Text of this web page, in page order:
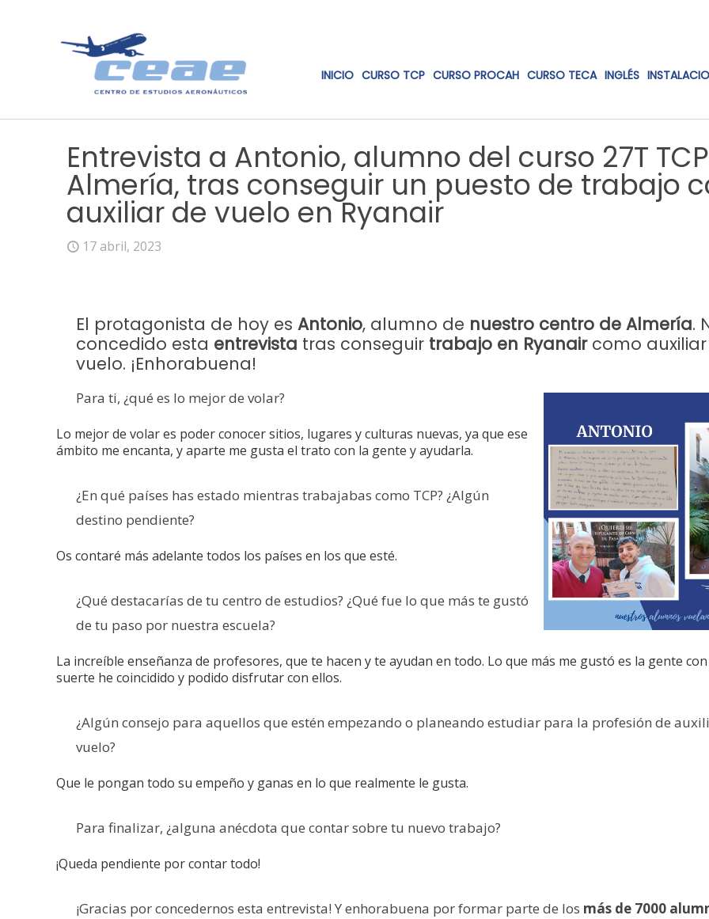
INICIO CURSO TCP CURSO PROCAH CURSO TECA INGLÉS
Entrevista a Antonio, alumno del curso 27T
Almería, tras conseguir un puesto de trabajo
auxiliar de vuelo en Ryanair
17 abril, 2023
El protagonista de hoy esAntonio, alumno de nuestro centro de Almería.
concedido esta entrevista tras conseguir trabajo en Ryanair como
vuelo. ¡Enhorabuena!
Para ti, ¿qué es lo mejor de volar?
Lo mejor de volar es poder conocer sitios, lugares y culturas nuevas, ya que ese
ámbito me encanta, y aparte me gusta el trato con la gente y ayudarla.
¿En qué países has estado mientras trabajabas como TCP? ¿Algún
destino pendiente?
Os contaré más adelante todos los países en los que esté.
¿Qué destacarías de tu centro de estudios? ¿Qué fue lo que más te gustó
de tu paso por nuestra escuela?
La increíble enseñanza de profesores, que te hacen y te ayudan en todo. Lo que más me gustó es la gente
suerte he coincidido y podido disfrutar con ellos.
¿Algún consejo para aquellos que estén empezando o planeando estudiar para la profesión de
vuelo?
Que le pongan todo su empeño y ganas en lo que realmente le gusta.
Para finalizar, ¿alguna anécdota que contar sobre tu nuevo trabajo?
¡Queda pendiente por contar todo!
¡Gracias por concedernos esta entrevista! Y enhorabuena por formar parte de los más de 7000